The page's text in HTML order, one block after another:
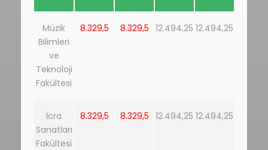
Müzik
Bilimleri
ve
Teknoloji
Fakültesi
8.329,5 8.329,5 12.494,25 12.494,25
İcra
Sanatları
Fakültesi
8.329,5 8.329,5 12.494,25 12.494,25